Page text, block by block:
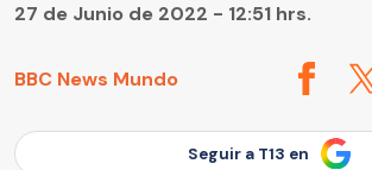
BBC News Mundo
27 de Junio de 2022 - 12:51 hrs.
Seguir a T13 en